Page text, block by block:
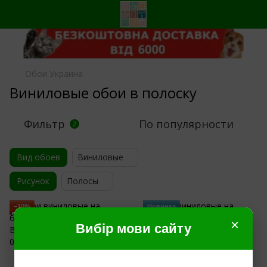
Обои Украина
Виниловые обои в полоску
Фильтр 2 По популярности
Вид обоев Виниловые
Рисунок Полосы
−10%
Новинка
Вибір мови сайту ×